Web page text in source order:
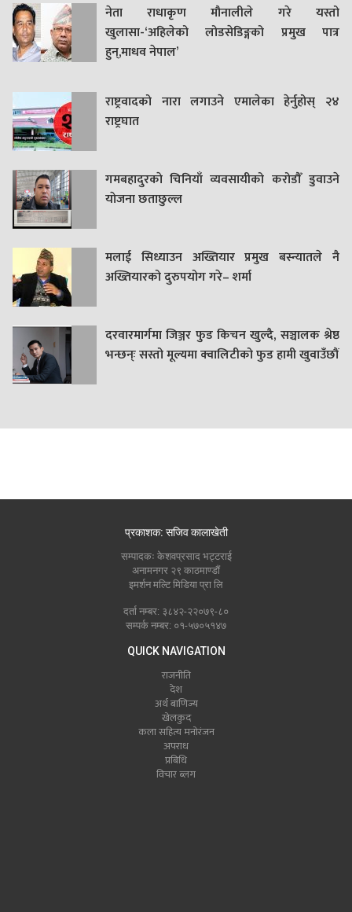
नेता राधाकृण मौनालीले गरे यस्तो
खुलासा-‘अहिलेको लोडसेडिङ्गको प्रमुख पात्र
हुन्,माधव नेपाल’
राष्ट्रवादको नारा लगाउने एमालेका हेर्नुहोस् २४
राष्ट्रघात
गमबहादुरकाे चिनियाँ व्यवसायीको करोडौँ डुवाउने
याेजना छताछुल्ल
मलाई सिध्याउन अख्तियार प्रमुख बस्न्यातले नै
अख्तियारको दुरुपयोग गरे– शर्मा
दरवारमार्गमा जिञ्जर फुड किचन खुल्दै, सञ्चालक श्रेष्ठ
भन्छन्ः सस्तो मूल्यमा क्वालिटीको फुड हामी खुवाउँछौं
प्रकाशक: सजिव कालाखेती
सम्पादकः केशवप्रसाद भट्टराई
अनामनगर २९ काठमाण्डौं
इमर्शन मल्टि मिडिया प्रा लि
दर्ता नम्बर: ३८४२-२२०७९-८०
सम्पर्क नम्बर: ०१-५७०५१४७
QUICK NAVIGATION
राजनीति
देश
अर्थ बाणिज्य
खेलकुद
कला सहित्य मनोरंजन
अपराध
प्रबिधि
विचार ब्लग